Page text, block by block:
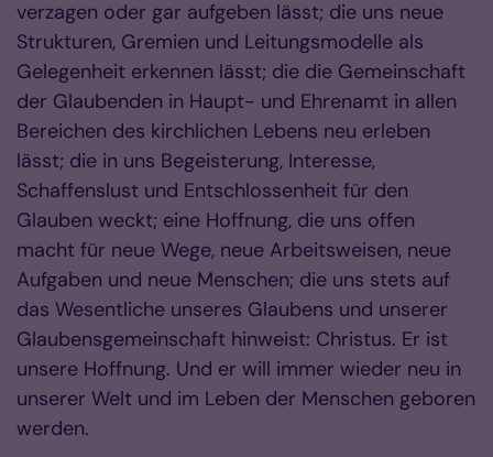
verzagen oder gar aufgeben lässt; die uns neue
Strukturen, Gremien und Leitungsmodelle als
Gelegenheit erkennen lässt; die die Gemeinschaft
der Glaubenden in Haupt- und Ehrenamt in allen
Bereichen des kirchlichen Lebens neu erleben
lässt; die in uns Begeisterung, Interesse,
Schaffenslust und Entschlossenheit für den
Glauben weckt; eine Hoffnung, die uns offen
macht für neue Wege, neue Arbeitsweisen, neue
Aufgaben und neue Menschen; die uns stets auf
das Wesentliche unseres Glaubens und unserer
Glaubensgemeinschaft hinweist: Christus. Er ist
unsere Hoffnung. Und er will immer wieder neu in
unserer Welt und im Leben der Menschen geboren
werden.